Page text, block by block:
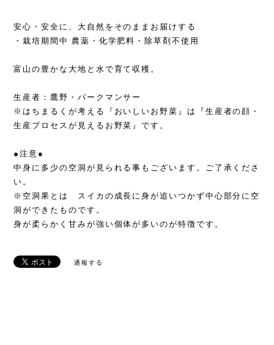
安心・安全に、大自然をそのままお届けする
・栽培期間中 農薬・化学肥料・除草剤不使用
富山の豊かな大地と水で育て収穫。
生産者：鷹野・パークマンサー
※はちまるくが考える『おいしいお野菜』は『生産者の顔・
生産プロセスが見えるお野菜』です。
●注意●
中身に多少の空洞が見られる事もございます。ご了承くださ
い。
※空洞果とは スイカの成長に身が追いつかず中心部分に空
洞ができたものです。
身が柔らかく甘みが強い個体が多いのが特徴です。
通報する